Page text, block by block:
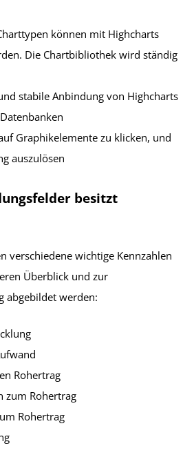
können mit Highcharts
Die Chartbibliothek wird ständig
stabile Anbindung von Highcharts
Graphikelemente zu klicken, und
auszulösen
besitzt
verschiedene wichtige Kennzahlen
Überblick und zur
abgebildet werden:
Rohertrag
zum Rohertrag
Rohertrag